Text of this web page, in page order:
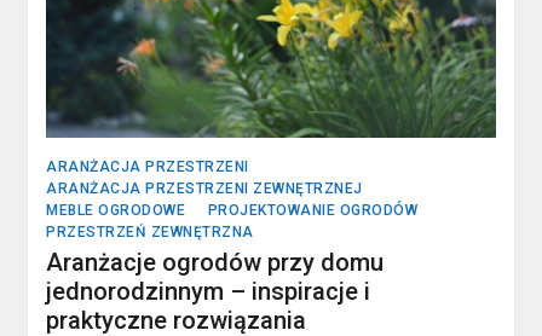
ARANŻACJA PRZESTRZENI
ARANŻACJA PRZESTRZENI ZEWNĘTRZNEJ
MEBLE OGRODOWE
PROJEKTOWANIE OGRODÓW
PRZESTRZEŃ ZEWNĘTRZNA
Aranżacje ogrodów przy domu
jednorodzinnym – inspiracje i
praktyczne rozwiązania